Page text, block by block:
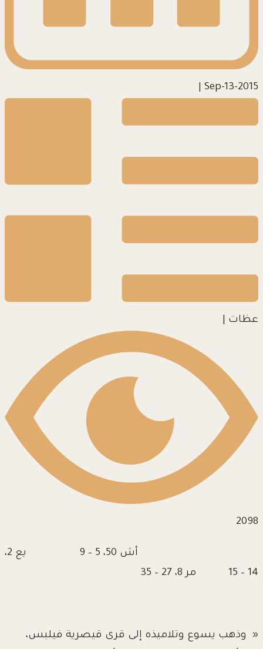
2015-Sep-13
عظات
2098
أش 50، 5 – 9 يع 2،
14 – 15 مر 8، 27 – 35
« وذهب يسوع وتلاميذه إلى قرى قيصرية فيلبس،